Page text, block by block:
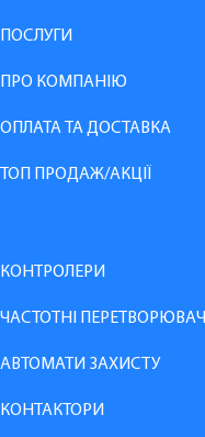
ПОСЛУГИ
ПРО КОМПАНІЮ
ОПЛАТА ТА ДОСТАВКА
ТОП ПРОДАЖ/АКЦІЇ
КОНТРОЛЕРИ
ЧАСТОТНІ ПЕРЕТВОРЮВАЧІ
АВТОМАТИ ЗАХИСТУ
КОНТАКТОРИ